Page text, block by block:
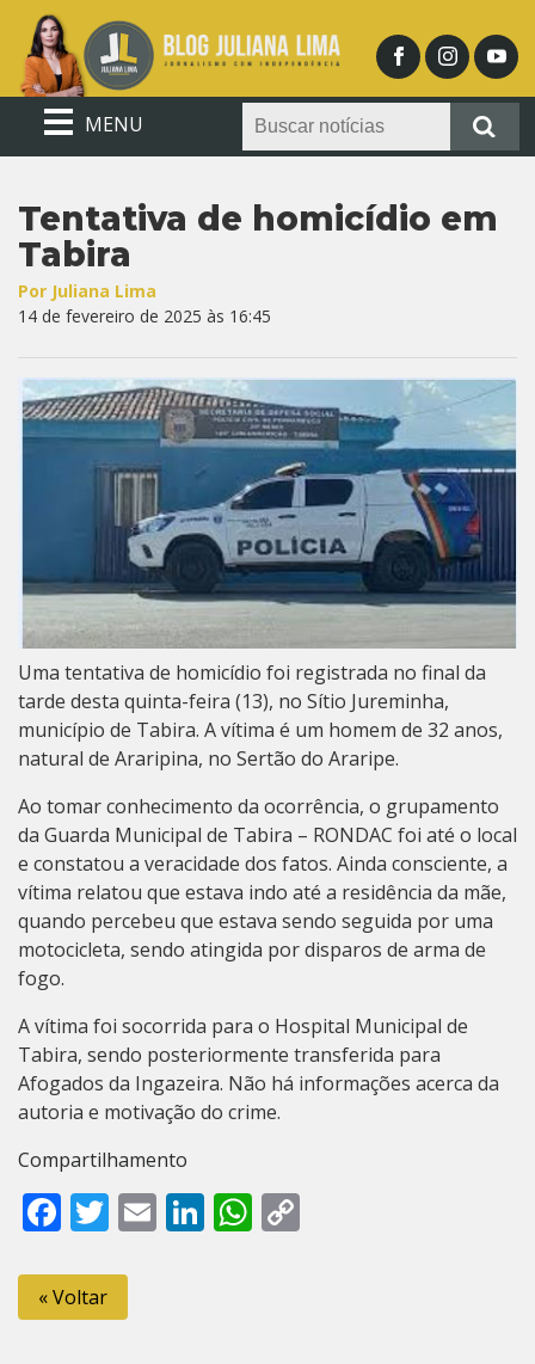
MENU
Tentativa de homicídio em
Tabira
Por Juliana Lima
14 de fevereiro de 2025 às 16:45
Uma tentativa de homicídio foi registrada no final da
tarde desta quinta-feira (13), no Sítio Jureminha,
município de Tabira. A vítima é um homem de 32 anos,
natural de Araripina, no Sertão do Araripe.
Ao tomar conhecimento da ocorrência, o grupamento
da Guarda Municipal de Tabira – RONDAC foi até o local
e constatou a veracidade dos fatos. Ainda consciente, a
vítima relatou que estava indo até a residência da mãe,
quando percebeu que estava sendo seguida por uma
motocicleta, sendo atingida por disparos de arma de
fogo.
A vítima foi socorrida para o Hospital Municipal de
Tabira, sendo posteriormente transferida para
Afogados da Ingazeira. Não há informações acerca da
autoria e motivação do crime.
Compartilhamento
Facebook
Twitter
EmailLinkedIn
WhatsApp
« Voltar